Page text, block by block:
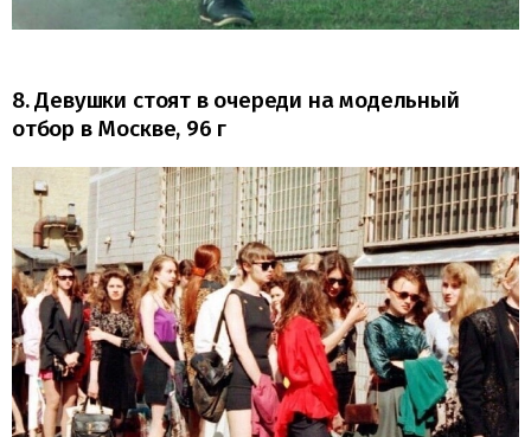
8. Девушки стоят в очереди на модельный
отбор в Москве, 96 г